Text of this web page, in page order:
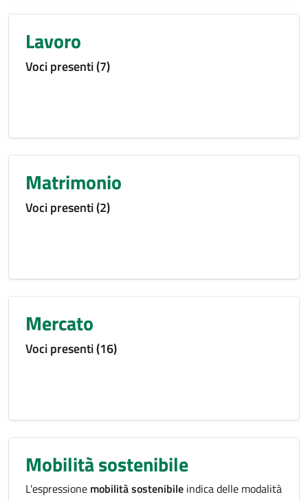
Lavoro
Voci presenti (7)
Matrimonio
Voci presenti (2)
Mercato
Voci presenti (16)
Mobilità sostenibile
L'espressione mobilità sostenibile indica delle modalità